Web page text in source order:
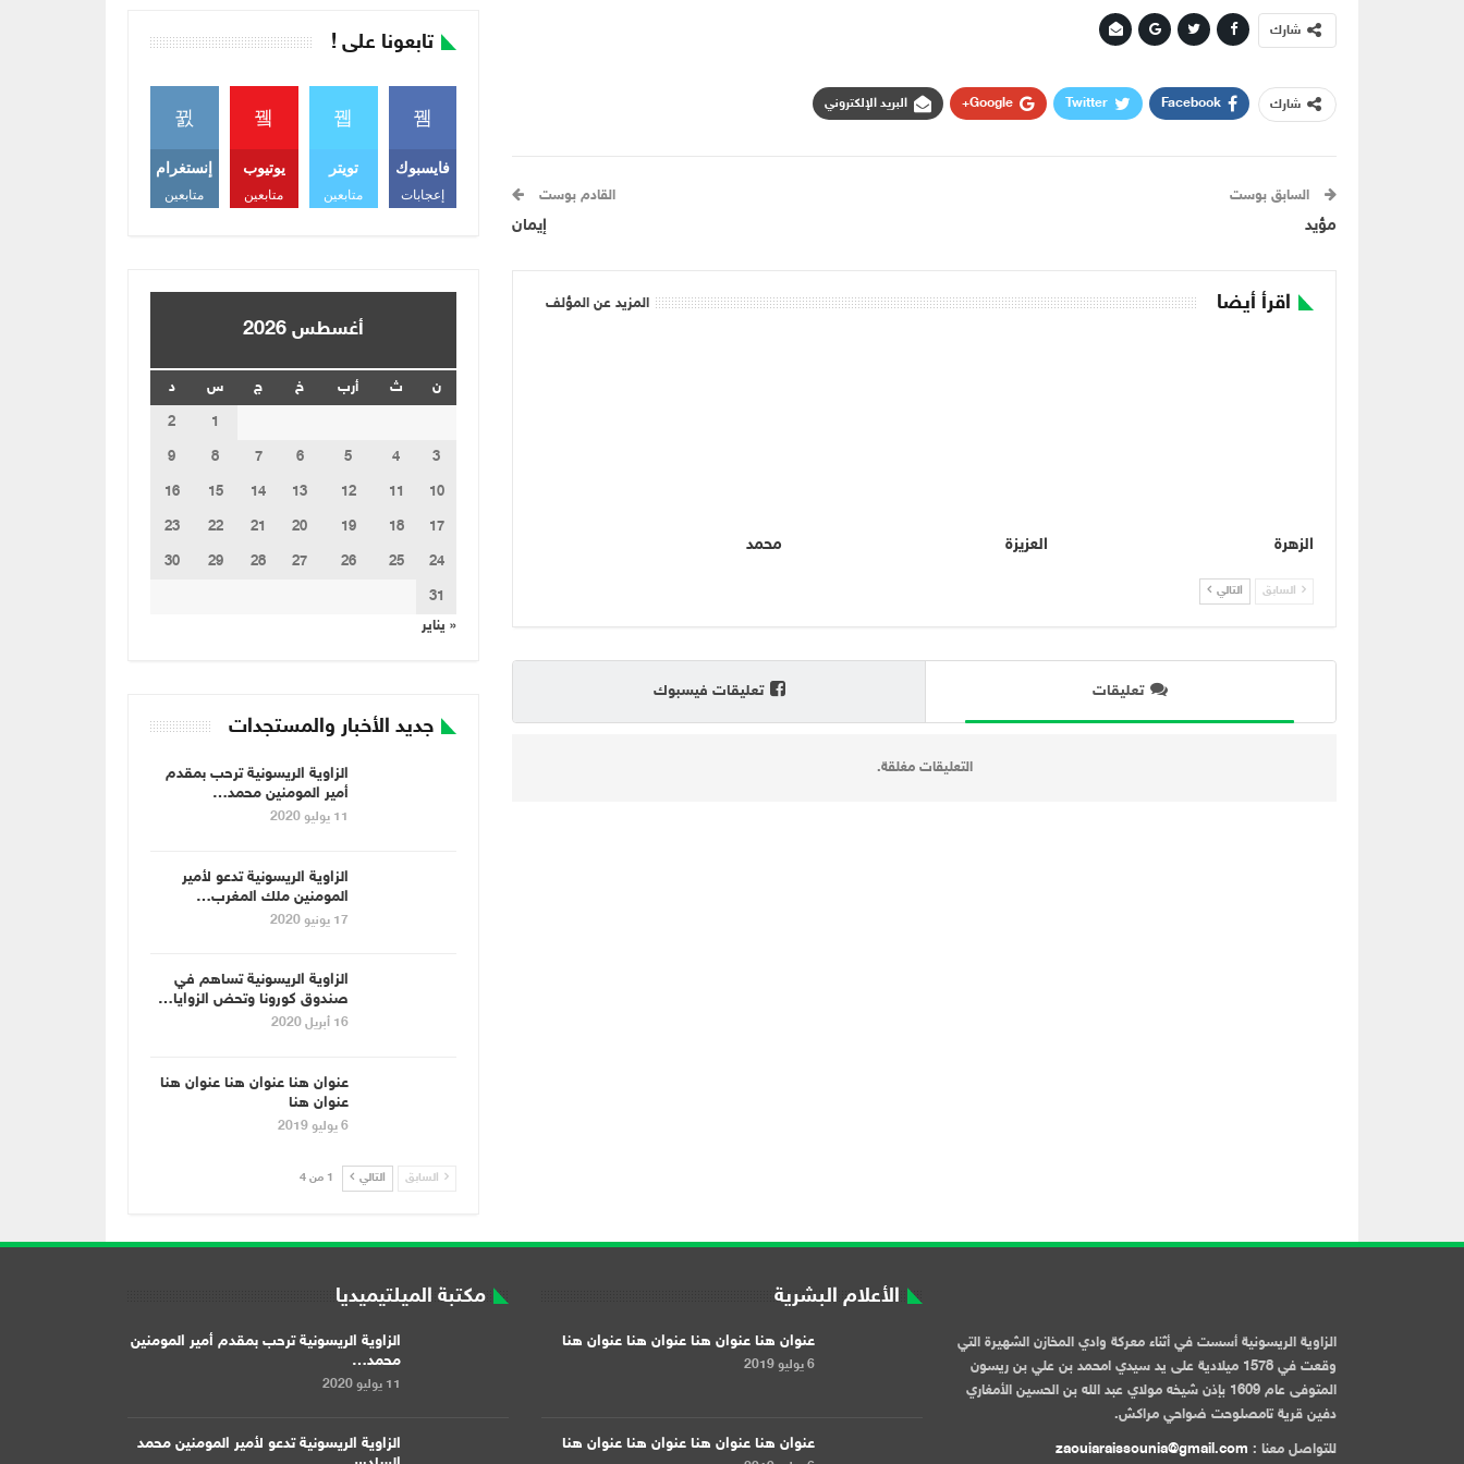
شارك
شارك Facebook
Twitter
Google+ البريد الإلكتروني
السابق بوست
مؤيد
القادم بوست
إيمان
اقرأ أيضا المزيد عن المؤلف
الزهرة العزيزة محمد
السابق التالي
تعليقات تعليقات فيسبوك
التعليقات مغلقة.
تابعونا على !
فايسبوك
إعجابات
تويتر
متابعين
يوتيوب
متابعين
إنستغرام
متابعين
أغسطس 2026
ن ث أرب خ ج س
د
1
2
3
4
5
6
7
8
9
10
11
12
13
14
15
16
17
18
19
20
21
22
23
24
25
26
27
28
29
30
31
« يناير
جديد الأخبار والمستجدات
الزاوية الريسونية ترحب بمقدم
أمير المومنين محمد…
11 يوليو 2020
الزاوية الريسونية تدعو لأمير
المومنين ملك المغرب…
17 يونيو 2020
الزاوية الريسونية تساهم في
صندوق كورونا وتحض الزوايا…
16 أبريل 2020
عنوان هنا عنوان هنا عنوان هنا
عنوان هنا
6 يوليو 2019
السابق التالي 1 من 4
الزاوية الريسونية أسست في أثناء معركة وادي المخازن الشهيرة التي
وقعت في 1578 ميلادية على يد سيدي امحمد بن علي بن ريسون
المتوفى عام 1609 بإذن شيخه مولاي عبد الله بن الحسين الأمغاري
دفين قرية تامصلوحت ضواحي مراكش.
للتواصل معنا : zaouiaraissounia@gmail.com
الأعلام البشرية
عنوان هنا عنوان هنا عنوان هنا عنوان هنا
6 يوليو 2019
عنوان هنا عنوان هنا عنوان هنا عنوان هنا
مكتبة الميلتيميديا
الزاوية الريسونية ترحب بمقدم أمير المومنين
محمد…
11 يوليو 2020
الزاوية الريسونية تدعو لأمير المومنين محمد